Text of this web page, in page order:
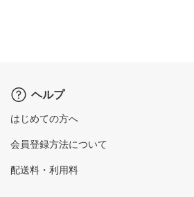
ヘルプ
はじめての方へ
会員登録方法について
配送料・利用料